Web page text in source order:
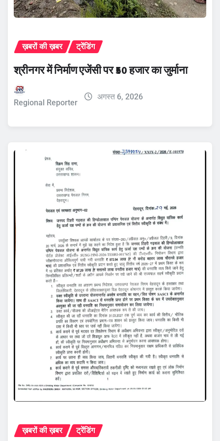
ख़बरों की ख़बर ट्रेंडिंग
श्रीनगर में निर्माण एजेंसी पर ₹50 हजार का जुर्माना
Regional Reporter
अगस्त 6, 2026
ख़बरों की ख़बर ट्रेंडिंग